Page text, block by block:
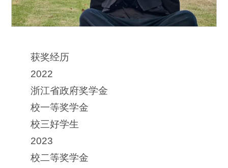
获奖经历
2022
浙江省政府奖学金
校一等奖学金
校三好学生
2023
校二等奖学金